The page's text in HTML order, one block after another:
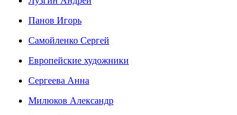
Панов Игорь
Сaмoйленко Сергей
Европейские художники
Сергеева Анна
Милюков Александр